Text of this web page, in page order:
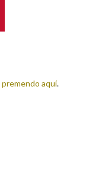
premendo aquí.